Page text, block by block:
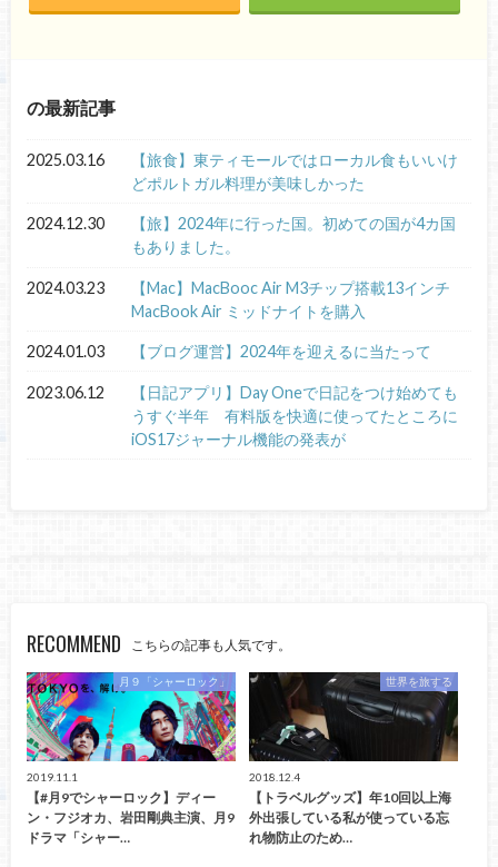
の最新記事
2025.03.16
【旅食】東ティモールではローカル食もいいけ
どポルトガル料理が美味しかった
2024.12.30
【旅】2024年に行った国。初めての国が4カ国
もありました。
2024.03.23
【Mac】MacBooc Air M3チップ搭載13インチ
MacBook Air ミッドナイトを購入
2024.01.03 【ブログ運営】2024年を迎えるに当たって
2023.06.12
【日記アプリ】Day Oneで日記をつけ始めても
うすぐ半年 有料版を快適に使ってたところに
iOS17ジャーナル機能の発表が
RECOMMEND こちらの記事も人気です。
月９「シャーロック」
2019.11.1
【#月9でシャーロック】ディー
ン・フジオカ、岩田剛典主演、月9
ドラマ「シャー…
世界を旅する
2018.12.4
【トラベルグッズ】年10回以上海
外出張している私が使っている忘
れ物防止のため…